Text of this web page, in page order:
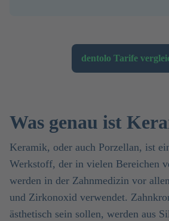
dentolo Tarife
Was genau ist
Keramik, oder auch Porzellan, ist
Werkstoff, der in vielen Bereichen
werden in der Zahnmedizin vor
und Zirkonoxid verwendet.
ästhetisch sein sollen, werden aus